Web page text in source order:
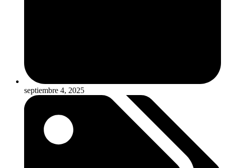
septiembre 4, 2025